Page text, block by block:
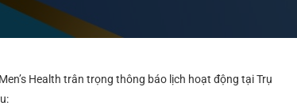
Health trân trọng thông báo lịch hoạt động tại Trụ